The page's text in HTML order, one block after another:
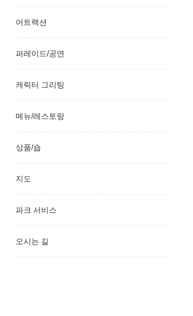
어트랙션
퍼레이드/공연
캐릭터 그리팅
메뉴/레스토랑
상품/숍
지도
파크 서비스
오시는 길